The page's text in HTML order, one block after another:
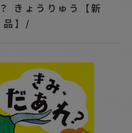
きょうりゅう【新
品】/